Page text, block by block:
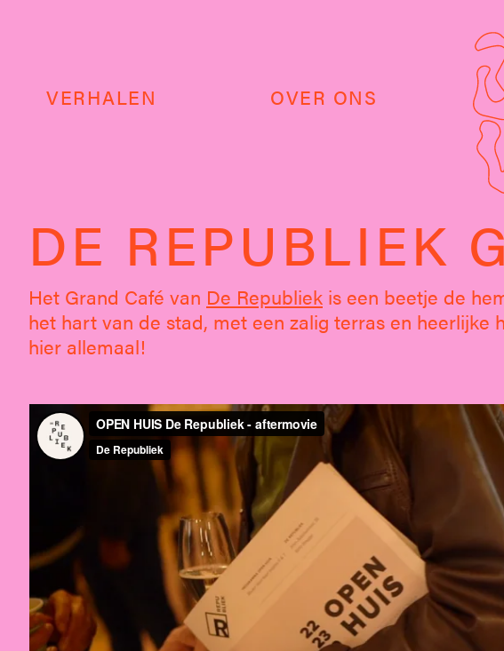
VERHALEN OVER ONS
DE REPUBLIEK
Het Grand Café van De Republiek is een beetje de
het hart van de stad, met een zalig terras en heerlijke
hier allemaal!